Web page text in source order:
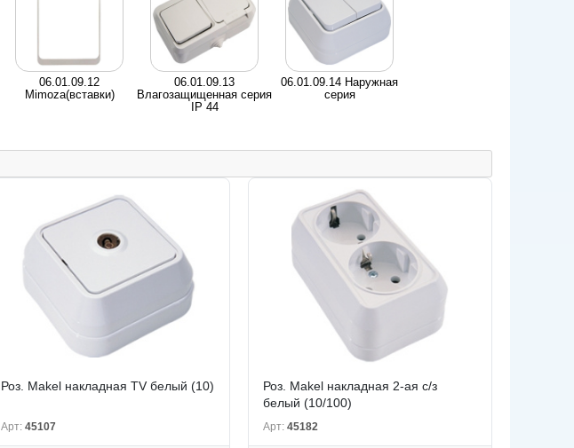
06.01.09.12
Mimoza(вставки)
06.01.09.13
Влагозащищенная серия
IP 44
06.01.09.14 Наружная
серия
Роз. Makel накладная TV белый (10)
Арт: 45107
Роз. Makel накладная 2-ая с/з
белый (10/100)
Арт: 45182